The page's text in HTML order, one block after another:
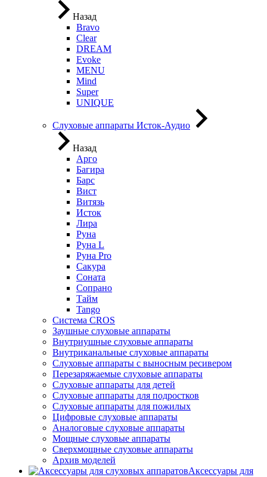
Назад
Bravo
Clear
DREAM
Evoke
MENU
Mind
Super
UNIQUE
Слуховые аппараты Исток-Аудио
Назад
Арго
Багира
Барс
Вист
Витязь
Исток
Лира
Руна
Руна L
Руна Pro
Сакура
Соната
Сопрано
Тайм
Tango
Система CROS
Заушные слуховые аппараты
Внутриушные слуховые аппараты
Внутриканальные слуховые аппараты
Слуховые аппараты с выносным ресивером
Перезаряжаемые слуховые аппараты
Слуховые аппараты для детей
Слуховые аппараты для подростков
Слуховые аппараты для пожилых
Цифровые слуховые аппараты
Аналоговые слуховые аппараты
Мощные слуховые аппараты
Сверхмощные слуховые аппараты
Архив моделей
Аксессуары для